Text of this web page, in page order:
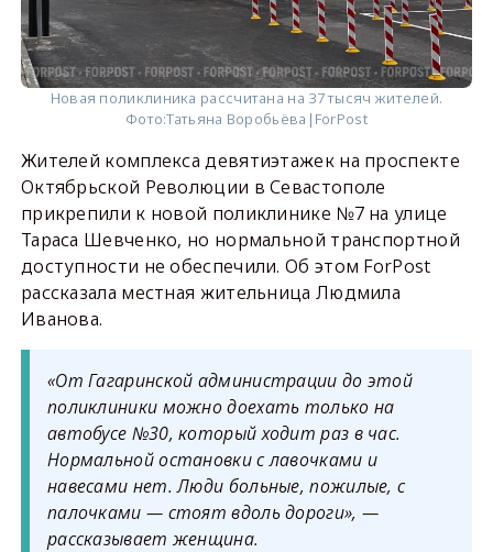
Новая поликлиника рассчитана на 37 тысяч жителей.
Фото:Татьяна Воробьёва|ForPost
Жителей комплекса девятиэтажек на проспекте
Октябрьской Революции в Севастополе
прикрепили к новой поликлинике №7 на улице
Тараса Шевченко, но нормальной транспортной
доступности не обеспечили. Об этом ForPost
рассказала местная жительница Людмила
Иванова.
«От Гагаринской администрации до этой
поликлиники можно доехать только на
автобусе №30, который ходит раз в час.
Нормальной остановки с лавочками и
навесами нет. Люди больные, пожилые, с
палочками — стоят вдоль дороги», —
рассказывает женщина.